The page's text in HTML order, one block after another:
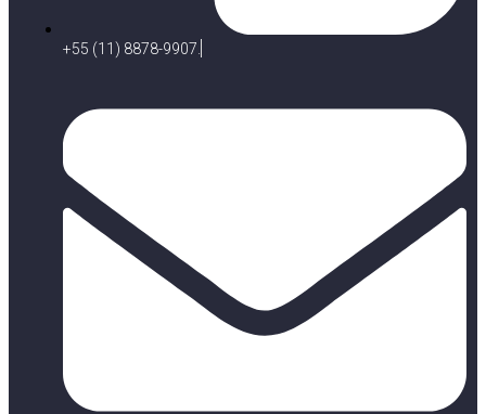
+55 (11) 8878-9907.